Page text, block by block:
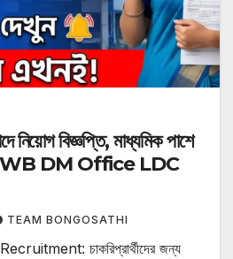
বিজ্ঞপ্তি, মাধ্যমিক পাশে
WB DM Office LDC
TEAM BONGOSATHI
চাকরিপ্রার্থীদের জন্য